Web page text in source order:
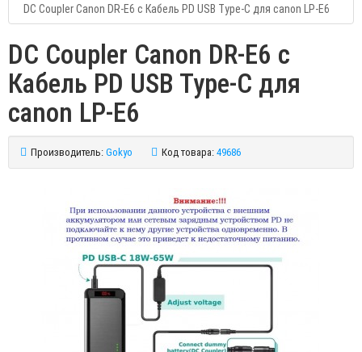
DC Coupler Canon DR-E6 с Кабель PD USB Type-C для canon LP-E6
DC Coupler Canon DR-E6 с
Кабель PD USB Type-C для
canon LP-E6
Производитель: Gokyo Код товара: 49686